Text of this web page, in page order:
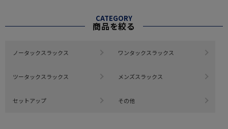
CATEGORY
商品を絞る
ノータックスラックス ワンタックスラックス
ツータックスラックス メンズスラックス
セットアップ その他